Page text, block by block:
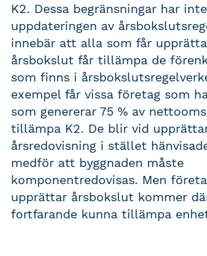
K2. Dessa begränsningar har
uppdateringen av
innebär att alla som får
årsbokslut får tillämpa de
som finns i
exempel får vissa företag som
som genererar 75 % av
tillämpa K2. De blir vid
årsredovisning i stället
medför att byggnaden måste
komponentredovisas. Men
upprättar årsbokslut kommer
fortfarande kunna tillämpa